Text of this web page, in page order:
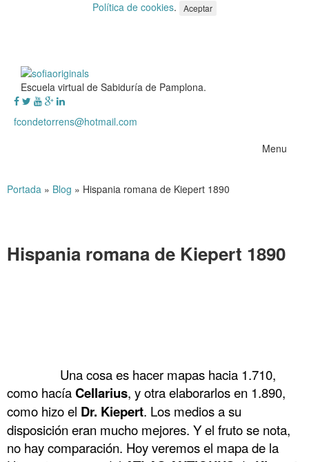
Política de cookies. Aceptar
Escuela virtual de Sabiduría de Pamplona.
fcondetorrens@hotmail.com
Menu
Portada » Blog » Hispania romana de Kiepert 1890
Hispania romana de Kiepert 1890
Una cosa es hacer mapas hacia 1.710,
como hacíaCellarius, y otra elaborarlos en 1.890,
como hizo el Dr. Kiepert. Los medios a su
disposición eran mucho mejores. Y el fruto se nota,
no hay comparación. Hoy veremos el mapa de la